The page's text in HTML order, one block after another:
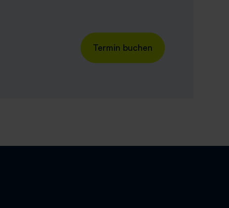
Termin buchen